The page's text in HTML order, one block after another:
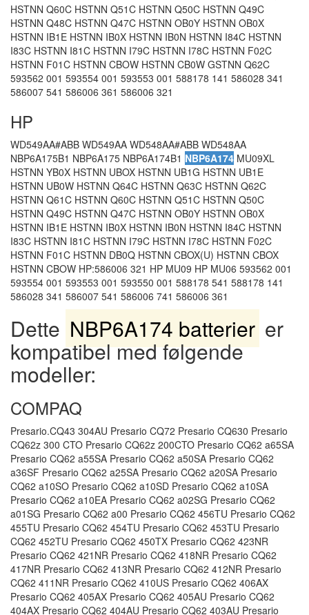
HSTNN Q60C HSTNN Q51C HSTNN Q50C HSTNN Q49C
HSTNN Q48C HSTNN Q47C HSTNN OB0Y HSTNN OB0X
HSTNN IB1E HSTNN IB0X HSTNN IB0N HSTNN I84C HSTNN
I83C HSTNN I81C HSTNN I79C HSTNN I78C HSTNN F02C
HSTNN F01C HSTNN CBOW HSTNN CB0W GSTNN Q62C
593562 001 593554 001 593553 001 588178 141 586028 341
586007 541 586006 361 586006 321
HP
WD549AA#ABB WD549AA WD548AA#ABB WD548AA
NBP6A175B1 NBP6A175 NBP6A174B1 NBP6A174 MU09XL
HSTNN YB0X HSTNN UBOX HSTNN UB1G HSTNN UB1E
HSTNN UB0W HSTNN Q64C HSTNN Q63C HSTNN Q62C
HSTNN Q61C HSTNN Q60C HSTNN Q51C HSTNN Q50C
HSTNN Q49C HSTNN Q47C HSTNN OB0Y HSTNN OB0X
HSTNN IB1E HSTNN IB0X HSTNN IB0N HSTNN I84C HSTNN
I83C HSTNN I81C HSTNN I79C HSTNN I78C HSTNN F02C
HSTNN F01C HSTNN DB0Q HSTNN CBOX(U) HSTNN CBOX
HSTNN CBOW HP:586006 321 HP MU09 HP MU06 593562 001
593554 001 593553 001 593550 001 588178 541 588178 141
586028 341 586007 541 586006 741 586006 361
Dette NBP6A174 batterier er
kompatibel med følgende
modeller:
COMPAQ
Presario.CQ43 304AU Presario CQ72 Presario CQ630 Presario
CQ62z 300 CTO Presario CQ62z 200CTO Presario CQ62 a65SA
Presario CQ62 a55SA Presario CQ62 a50SA Presario CQ62
a36SF Presario CQ62 a25SA Presario CQ62 a20SA Presario
CQ62 a10SO Presario CQ62 a10SD Presario CQ62 a10SA
Presario CQ62 a10EA Presario CQ62 a02SG Presario CQ62
a01SG Presario CQ62 a00 Presario CQ62 456TU Presario CQ62
455TU Presario CQ62 454TU Presario CQ62 453TU Presario
CQ62 452TU Presario CQ62 450TX Presario CQ62 423NR
Presario CQ62 421NR Presario CQ62 418NR Presario CQ62
417NR Presario CQ62 413NR Presario CQ62 412NR Presario
CQ62 411NR Presario CQ62 410US Presario CQ62 406AX
Presario CQ62 405AX Presario CQ62 405AU Presario CQ62
404AX Presario CQ62 404AU Presario CQ62 403AU Presario